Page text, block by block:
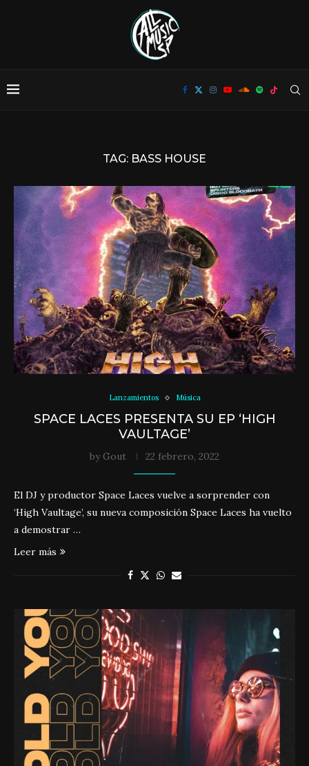
TAG: BASS HOUSE
Lanzamientos Música
SPACE LACES PRESENTA SU EP ‘HIGH
VAULTAGE’
by Gout 22 febrero, 2022
El DJ y productor Space Laces vuelve a sorprender con
‘High Vaultage’, su nueva composición Space Laces ha vuelto
a demostrar …
Leer más